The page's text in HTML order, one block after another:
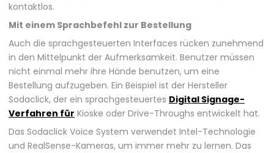
kontaktlos.
Mit einem Sprachbefehl zur Bestellung
Auch die sprachgesteuerten Interfaces rücken zunehmend
in den Mittelpunkt der Aufmerksamkeit. Benutzer müssen
nicht einmal mehr ihre Hände benutzen, um eine
Bestellung aufzugeben. Ein Beispiel ist der Hersteller
Sodaclick, der ein sprachgesteuertes Digital Signage-
Verfahren für Kioske oder Drive-Throughs entwickelt hat.
Das Sodaclick Voice System verwendet Intel-Technologie
und RealSense-Kameras, um immer mehr zu lernen. Das